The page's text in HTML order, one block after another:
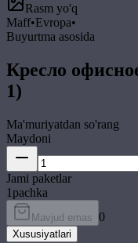
Rasm yo'q
Maff•Evropa•
Buyurtma asosida
Кресло
1)
Ma'muriyatdan so'rang
Maydoni
Jami paketlar
1pachka
Mavjud emas 0
Xususiyatlari